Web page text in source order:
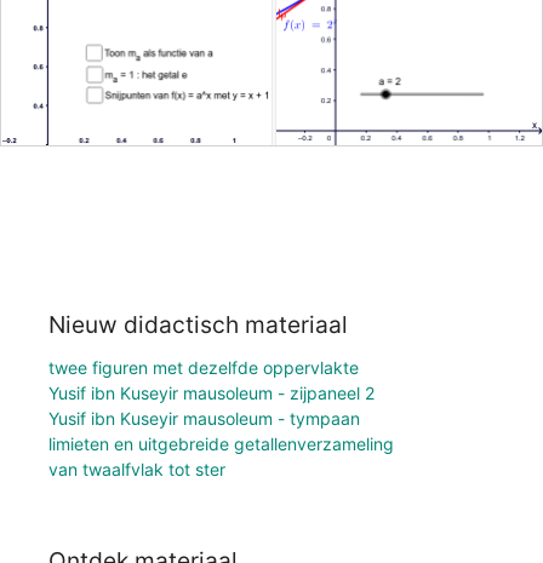
Nieuw didactisch materiaal
twee figuren met dezelfde oppervlakte
Yusif ibn Kuseyir mausoleum - zijpaneel 2
Yusif ibn Kuseyir mausoleum - tympaan
limieten en uitgebreide getallenverzameling
van twaalfvlak tot ster